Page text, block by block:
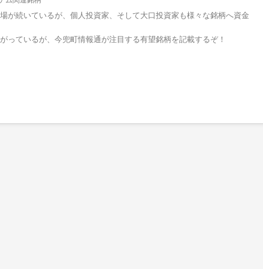
が続いているが、個人投資家、そして大口投資家も様々な銘柄へ資金
っているが、今兜町情報通が注目する有望銘柄を記載するぞ！